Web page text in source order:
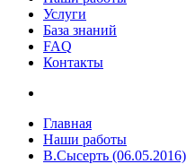
Услуги
База знаний
FAQ
Контакты
Главная
Наши работы
В.Сысерть (06.05.2016)